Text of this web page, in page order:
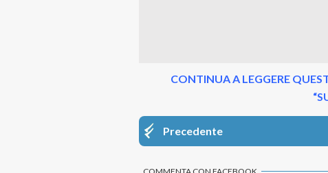
CONTINUA A LEGGERE
Precedente